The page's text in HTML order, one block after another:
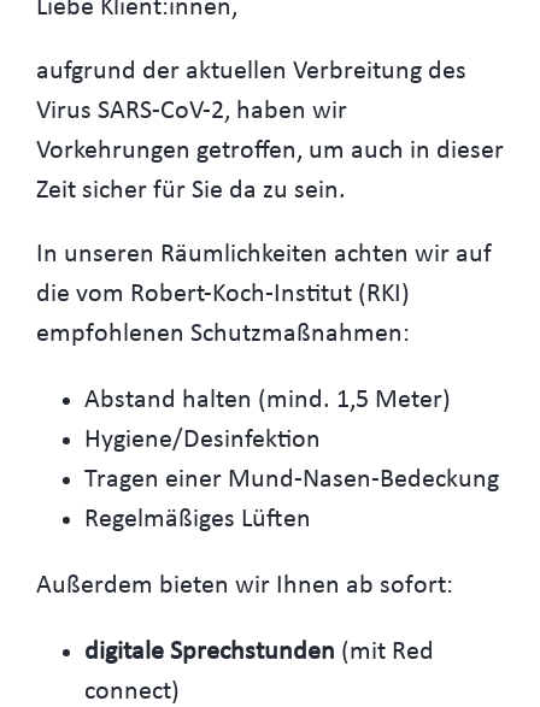
Liebe Klient:innen,
aufgrund der aktuellen Verbreitung des
Virus SARS-CoV-2, haben wir
Vorkehrungen getroffen, um auch in dieser
Zeit sicher für Sie da zu sein.
In unseren Räumlichkeiten achten wir auf
die vom Robert-Koch-Institut (RKI)
empfohlenen Schutzmaßnahmen:
Abstand halten (mind. 1,5 Meter)
Hygiene/Desinfektion
Tragen einer Mund-Nasen-Bedeckung
Regelmäßiges Lüften
Außerdem bieten wir Ihnen ab sofort:
digitale Sprechstunden (mit Red
connect)